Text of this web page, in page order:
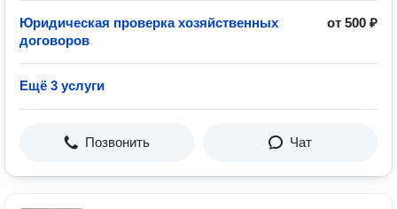
Юридическая проверка хозяйственных
договоров
от 500 ₽
Ещё 3 услуги
Позвонить Чат